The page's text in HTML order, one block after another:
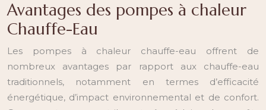
Avantages des pompes à chaleur
Chauffe-Eau
Les pompes à chaleur chauffe-eau offrent de
nombreux avantages par rapport aux chauffe-eau
traditionnels, notamment en termes d’efficacité
énergétique, d’impact environnemental et de confort.